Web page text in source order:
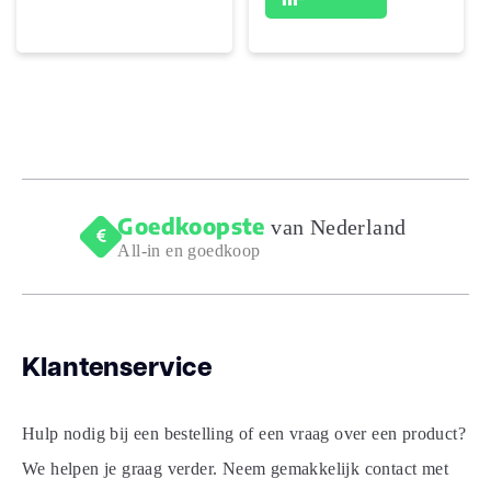
Goedkoopste van Nederland
All-in en goedkoop
Klantenservice
Hulp nodig bij een bestelling of een vraag over een product?
We helpen je graag verder. Neem gemakkelijk contact met